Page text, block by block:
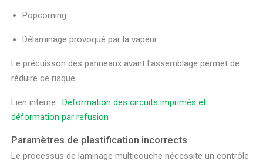
Popcorning
Délaminage provoqué par la vapeur
Le précuisson des panneaux avant l'assemblage permet de
réduire ce risque.
Lien interne :Déformation des circuits imprimés et
déformation par refusion
Paramètres de plastification incorrects
Le processus de laminage multicouche nécessite un contrôle